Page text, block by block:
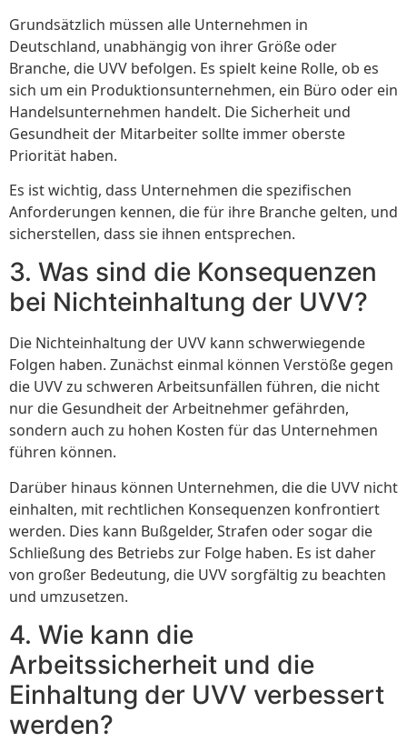
Grundsätzlich müssen alle Unternehmen in
Deutschland, unabhängig von ihrer Größe oder
Branche, die UVV befolgen. Es spielt keine Rolle, ob es
sich um ein Produktionsunternehmen, ein Büro oder ein
Handelsunternehmen handelt. Die Sicherheit und
Gesundheit der Mitarbeiter sollte immer oberste
Priorität haben.
Es ist wichtig, dass Unternehmen die spezifischen
Anforderungen kennen, die für ihre Branche gelten, und
sicherstellen, dass sie ihnen entsprechen.
3. Was sind die Konsequenzen
bei Nichteinhaltung der UVV?
Die Nichteinhaltung der UVV kann schwerwiegende
Folgen haben. Zunächst einmal können Verstöße gegen
die UVV zu schweren Arbeitsunfällen führen, die nicht
nur die Gesundheit der Arbeitnehmer gefährden,
sondern auch zu hohen Kosten für das Unternehmen
führen können.
Darüber hinaus können Unternehmen, die die UVV nicht
einhalten, mit rechtlichen Konsequenzen konfrontiert
werden. Dies kann Bußgelder, Strafen oder sogar die
Schließung des Betriebs zur Folge haben. Es ist daher
von großer Bedeutung, die UVV sorgfältig zu beachten
und umzusetzen.
4. Wie kann die
Arbeitssicherheit und die
Einhaltung der UVV verbessert
werden?